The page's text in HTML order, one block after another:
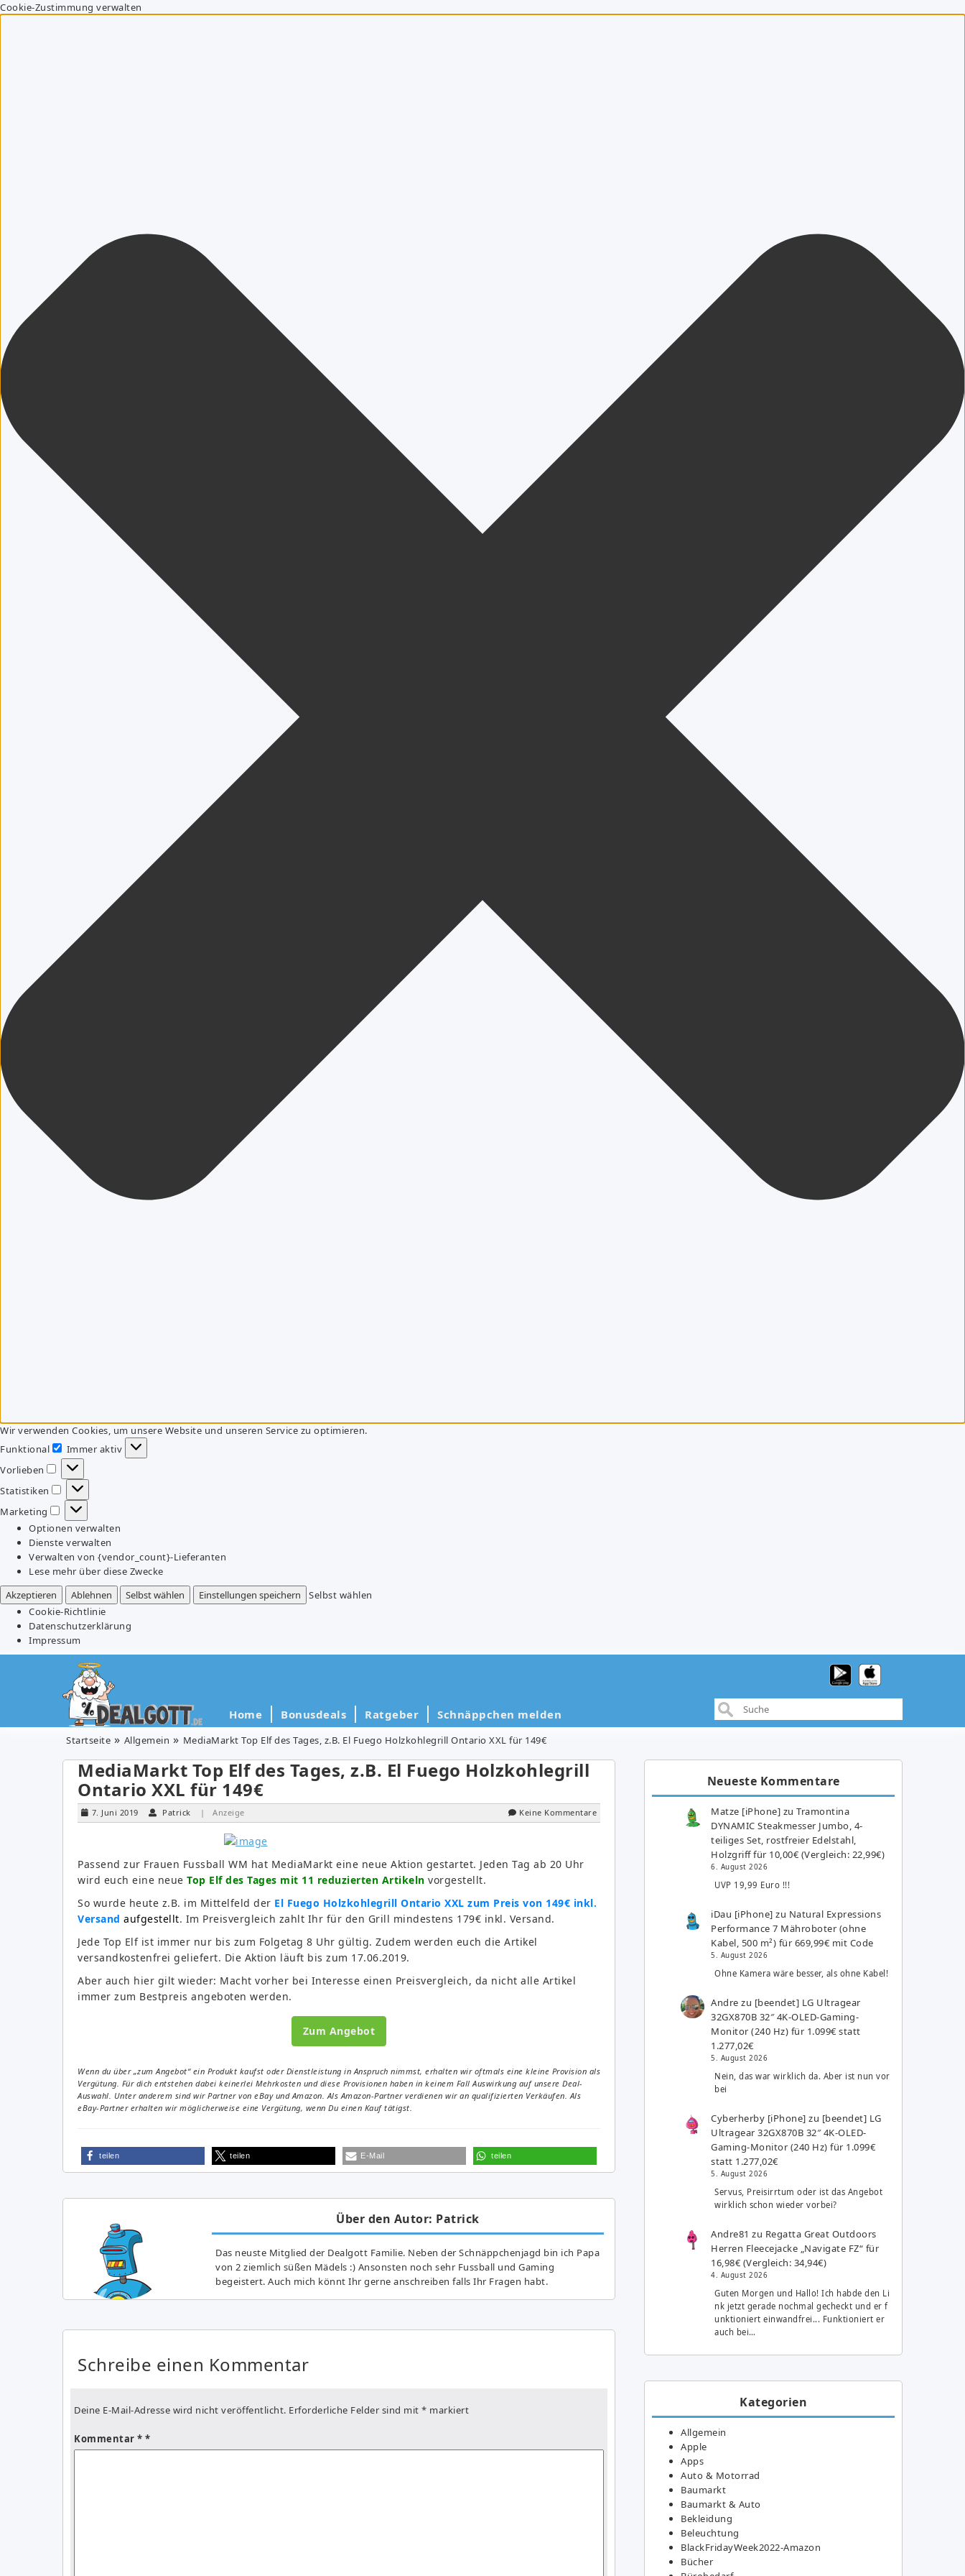
Cookie-Zustimmung verwalten
Wir verwenden Cookies, um unsere Website und unseren Service zu optimieren.
Funktional
Funktional
Immer aktiv
Vorlieben
Vorlieben
Statistiken
Statistiken
Marketing
Marketing
Optionen verwalten
Dienste verwalten
Verwalten von {vendor_count}-Lieferanten
Lese mehr über diese Zwecke
Akzeptieren
Ablehnen Selbst wählen Einstellungen speichern
Selbst wählen
Cookie-Richtlinie
Datenschutzerklärung
Impressum
Home Bonusdeals Ratgeber Schnäppchen melden
Startseite Allgemein MediaMarkt Top Elf des Tages, z.B. El Fuego Holzkohlegrill Ontario XXL für 149€
MediaMarkt Top Elf des Tages, z.B. El Fuego Holzkohlegrill
Ontario XXL für 149€
7. Juni 2019 Patrick | Anzeige Keine Kommentare
Passend zur Frauen Fussball WM hat MediaMarkt eine neue Aktion gestartet. Jeden Tag ab 20 Uhr
wird euch eine neue Top Elf des Tages mit 11 reduzierten Artikeln vorgestellt.
So wurde heute z.B. im Mittelfeld der El Fuego Holzkohlegrill Ontario XXL zum Preis von 149€ inkl.
Versand aufgestellt. Im Preisvergleich zahlt Ihr für den Grill mindestens 179€ inkl. Versand.
Jede Top Elf ist immer nur bis zum Folgetag 8 Uhr gültig. Zudem werden euch die Artikel
versandkostenfrei geliefert. Die Aktion läuft bis zum 17.06.2019.
Aber auch hier gilt wieder: Macht vorher bei Interesse einen Preisvergleich, da nicht alle Artikel
immer zum Bestpreis angeboten werden.
Zum Angebot
Wenn du über „zum Angebot“ ein Produkt kaufst oder Dienstleistung in Anspruch nimmst, erhalten wir oftmals eine kleine Provision als
Vergütung. Für dich entstehen dabei keinerlei Mehrkosten und diese Provisionen haben in keinem Fall Auswirkung auf unsere Deal-
Auswahl. Unter anderem sind wir Partner von eBay und Amazon. Als Amazon-Partner verdienen wir an qualifizierten Verkäufen. Als
eBay-Partner erhalten wir möglicherweise eine Vergütung, wenn Du einen Kauf tätigst.
teilen teilen E-Mail teilen
Über den Autor: Patrick
Das neuste Mitglied der Dealgott Familie. Neben der Schnäppchenjagd bin ich Papa
von 2 ziemlich süßen Mädels :) Ansonsten noch sehr Fussball und Gaming
begeistert. Auch mich könnt Ihr gerne anschreiben falls Ihr Fragen habt.
Schreibe einen Kommentar
Deine E-Mail-Adresse wird nicht veröffentlicht. Erforderliche Felder sind mit * markiert
Kommentar *
Neueste Kommentare
Matze [iPhone] zuTramontina
DYNAMIC Steakmesser Jumbo, 4-
teiliges Set, rostfreier Edelstahl,
Holzgriff für 10,00€ (Vergleich: 22,99€)
6. August 2026
UVP 19,99 Euro !!!
iDau [iPhone] zu Natural Expressions
Performance 7 Mähroboter (ohne
Kabel, 500 m²) für 669,99€ mit Code
5. August 2026
Ohne Kamera wäre besser, als ohne Kabel!
Andre zu [beendet] LG Ultragear
32GX870B 32″ 4K-OLED-Gaming-
Monitor (240 Hz) für 1.099€ statt
1.277,02€
5. August 2026
Nein, das war wirklich da. Aber ist nun vor
bei
Cyberherby [iPhone] zu [beendet] LG
Ultragear 32GX870B 32″ 4K-OLED-
Gaming-Monitor (240 Hz) für 1.099€
statt 1.277,02€
5. August 2026
Servus, Preisirrtum oder ist das Angebot
wirklich schon wieder vorbei?
Andre81 zu Regatta Great Outdoors
Herren Fleecejacke „Navigate FZ“ für
16,98€ (Vergleich: 34,94€)
4. August 2026
Guten Morgen und Hallo! Ich habde den Li
nk jetzt gerade nochmal gecheckt und er f
unktioniert einwandfrei... Funktioniert er
auch bei…
Kategorien
Allgemein
Apple
Apps
Auto & Motorrad
Baumarkt
Baumarkt & Auto
Bekleidung
Beleuchtung
BlackFridayWeek2022-Amazon
Bücher